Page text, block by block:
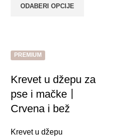
ODABERI OPCIJE
PREMIUM
Krevet u džepu za
pse i mačke丨
Crvena i bež
Krevet u džepu